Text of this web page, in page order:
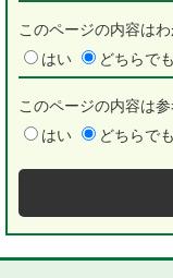
このページの内容は
はい
どちらで
このページの内容は
はい
どちらで